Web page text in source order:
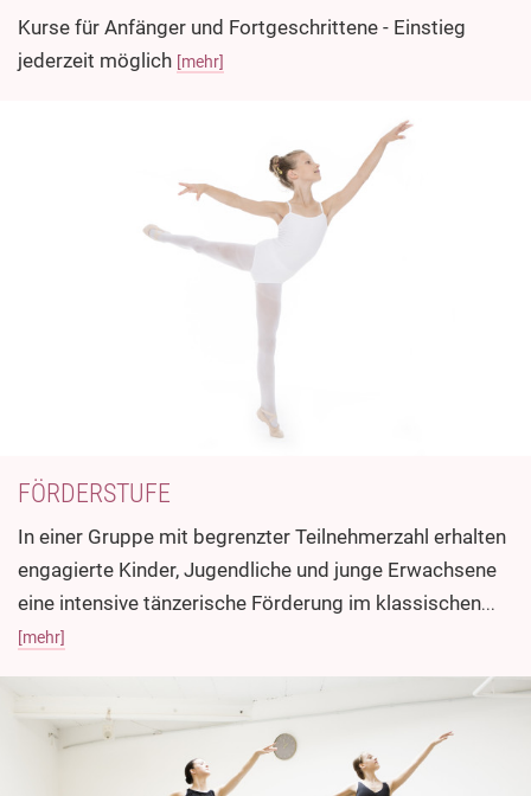
Kurse für Anfänger und Fortgeschrittene - Einstieg
jederzeit möglich [mehr]
FÖRDERSTUFE
In einer Gruppe mit begrenzter Teilnehmerzahl erhalten
engagierte Kinder, Jugendliche und junge Erwachsene
eine intensive tänzerische Förderung im klassischen...
[mehr]